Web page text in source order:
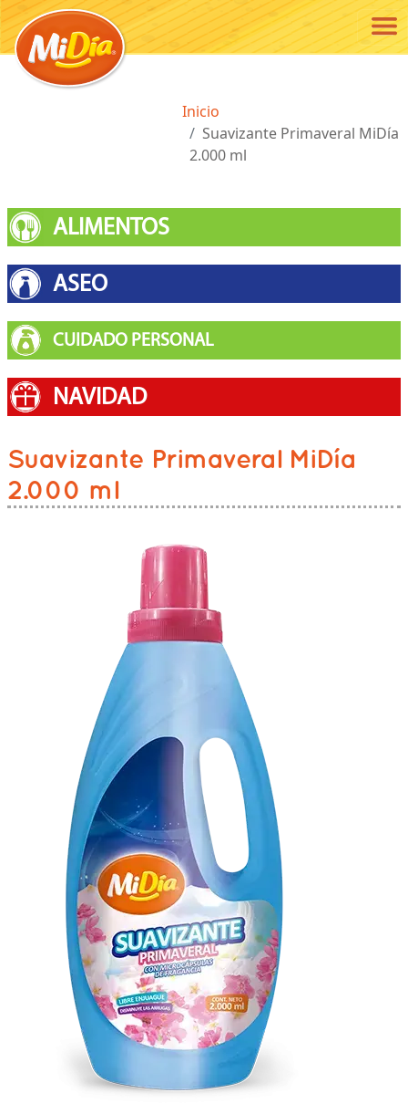
Pasar al contenido principal
Ruta de navegación
Inicio
Suavizante Primaveral MiDía
2.000 ml
ALIMENTOS
ASEO
CUIDADO PERSONAL
NAVIDAD
Suavizante Primaveral MiDía
2.000 ml